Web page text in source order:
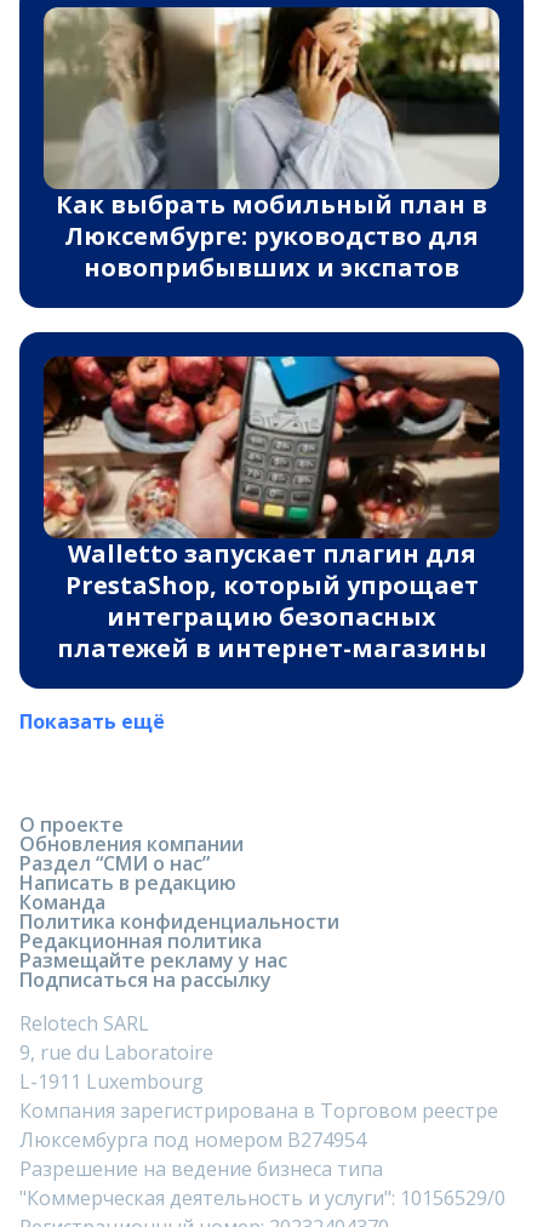
Как выбрать мобильный план в
Люксембурге: руководство для
новоприбывших и экспатов
Walletto запускает плагин для
PrestaShop, который упрощает
интеграцию безопасных
платежей в интернет-магазины
Показать ещё
О проекте
Обновления компании
Раздел “СМИ о нас”
Написать в редакцию
Команда
Политика конфиденциальности
Редакционная политика
Размещайте рекламу у нас
Подписаться на рассылку
Relotech SARL
9, rue du Laboratoire
L-1911 Luxembourg
Компания зарегистрирована в Торговом реестре
Люксембурга под номером B274954
Разрешение на ведение бизнеса типа
"Коммерческая деятельность и услуги": 10156529/0